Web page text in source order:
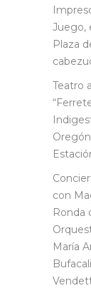
Juego,
Plaza
Teatro
con
Ronda
María